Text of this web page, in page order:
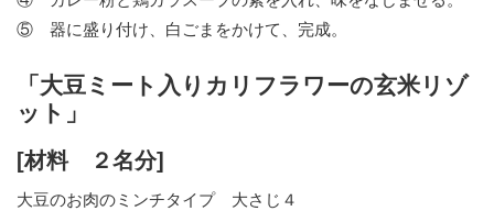
⑤ 器に盛り付け、白ごまをかけて、完成。
「大豆ミート入りカリフラワーの玄米リゾ
ット」
[材料 ２名分]
大豆のお肉のミンチタイプ 大さじ４